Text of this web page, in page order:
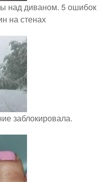
над диваном. 5 ошибок
на стенах
заблокировала.